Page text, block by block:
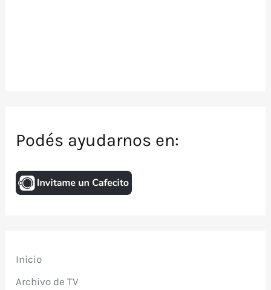
Podés ayudarnos en:
Inicio
Archivo de TV